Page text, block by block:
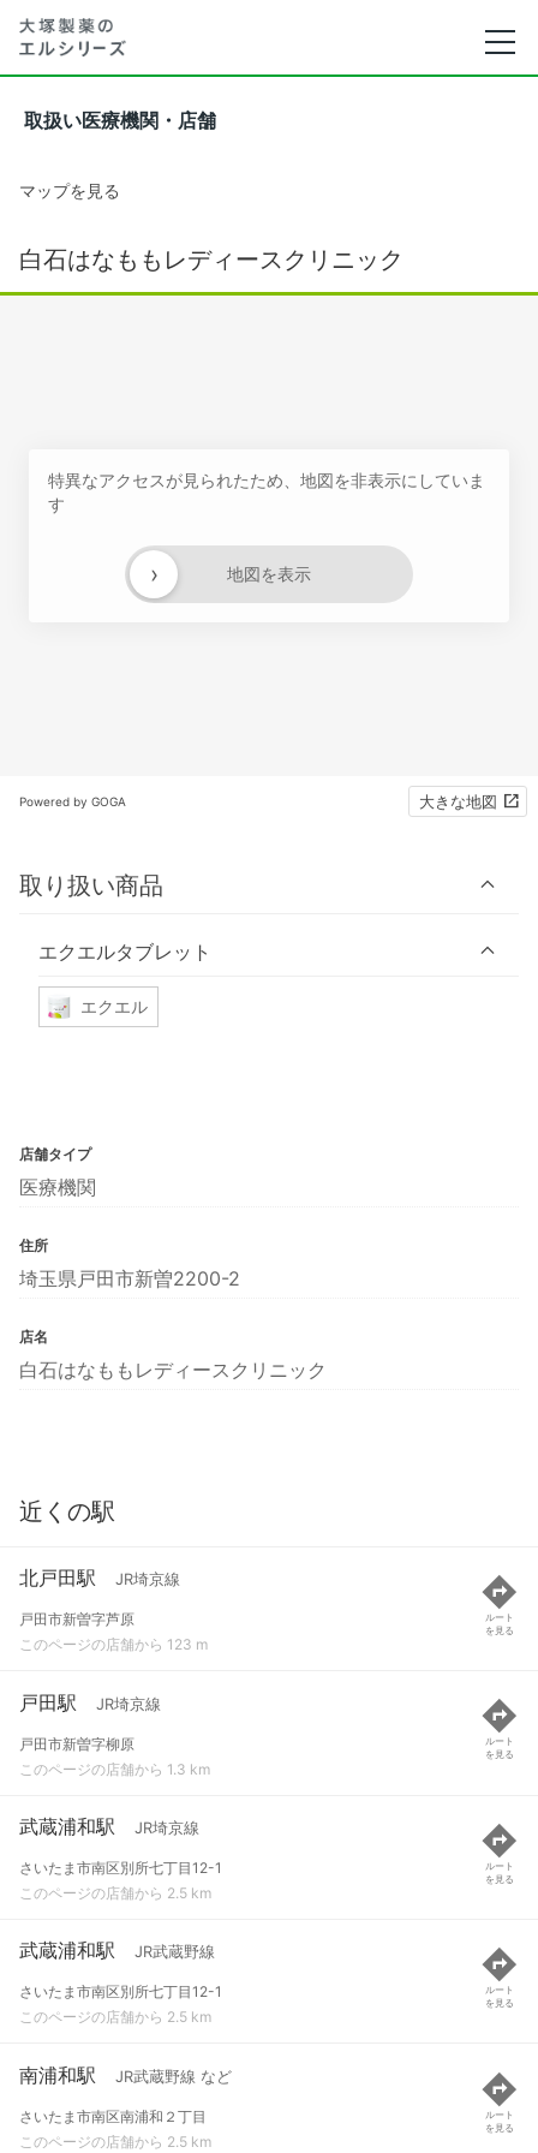
取扱い医療機関・店舗
マップを見る
白石はなももレディースクリニック
特異なアクセスが見られたため、地図を非表示にしていま
す
地図を表示
›
Powered by GOGA 大きな地図
取り扱い商品
エクエルタブレット
エクエル
店舗タイプ
医療機関
住所
埼玉県戸田市新曽2200-2
店名
白石はなももレディースクリニック
近くの駅
北戸田駅 JR埼京線
戸田市新曽字芦原
このページの店舗から 123 m
ルート
を見る
戸田駅 JR埼京線
戸田市新曽字柳原
このページの店舗から 1.3 km
ルート
を見る
武蔵浦和駅 JR埼京線
さいたま市南区別所七丁目12-1
このページの店舗から 2.5 km
ルート
を見る
武蔵浦和駅 JR武蔵野線
さいたま市南区別所七丁目12-1
このページの店舗から 2.5 km
ルート
を見る
南浦和駅 JR武蔵野線 など
さいたま市南区南浦和２丁目
このページの店舗から 2.5 km
ルート
を見る